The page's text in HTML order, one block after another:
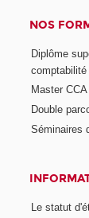
NOS
Diplôme
comptabilité
Master CCA
Double
Séminaires
Le statut